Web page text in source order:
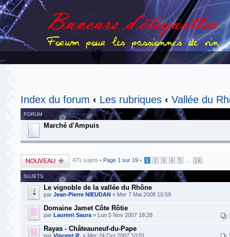
Index du forum ‹ Les rubriques ‹ Vallée du
FORUM
Marché d'Ampuis
Publier un nouveau
sujet
471 sujets • Page 1 sur 19 • 1 2 3 4 5 19
SUJETS
Le vignoble de la vallée du Rhône
par Jean-Pierre NIEUDAN » Mer 7 Mai 2008 10:59
Domaine Jamet Côte Rôtie
par Laurent Saura » Lun 5 Nov 2007 18:28
Rayas - Châteauneuf-du-Pape
par Vincent R. » Mer 24 Oct 2007 10:01